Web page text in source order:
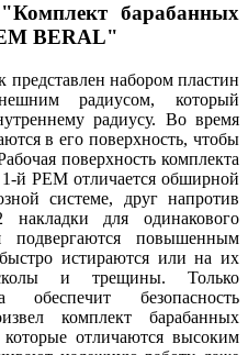
барабанных
BERAL"
набором пластин
радиусом, который
радиусу. Во время
в его поверхность, чтобы
поверхность комплекта
й РЕМ отличается обширной
системе, друг напротив
накладки для одинакового
подвергаются повышенным
быстро истираются или на их
и трещины. Только
безопасность
комплект барабанных
отличаются высоким